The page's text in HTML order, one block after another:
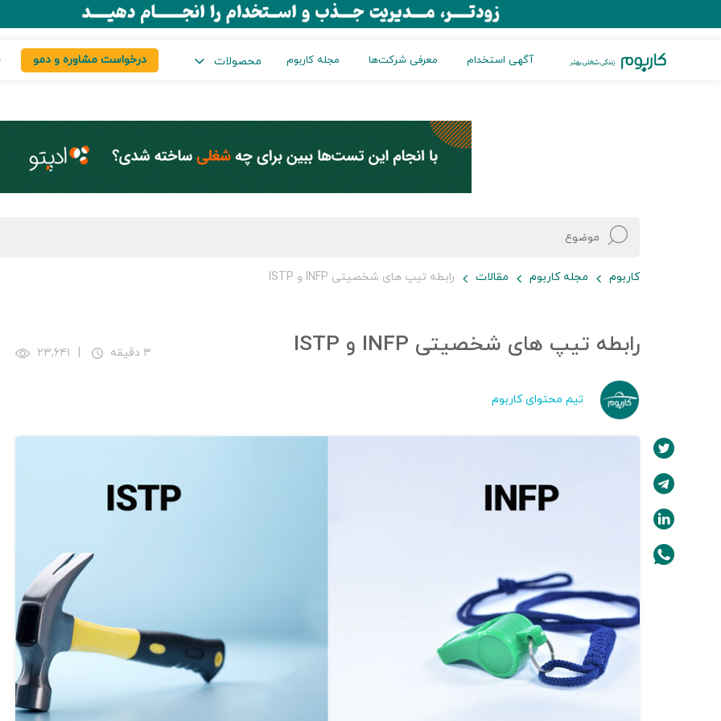
آگهی استخدام معرفی شرکت‌ها مجله کاربوم محصولات درخواست مشاوره و دمو
کاربوم مجله کاربوم مقالات رابطه تیپ های شخصیتی INFP و ISTP
رابطه تیپ های شخصیتی INFP و ISTP ۳ دقیقه | ۲۳,۶۴۱
تیم محتوای کاربوم